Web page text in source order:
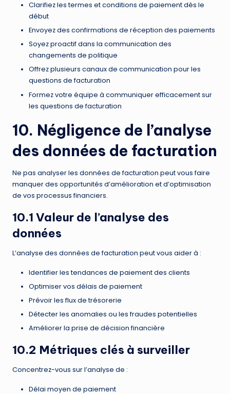
Clarifiez les termes et conditions de paiement dès le
début
Envoyez des confirmations de réception des paiements
Soyez proactif dans la communication des
changements de politique
Offrez plusieurs canaux de communication pour les
questions de facturation
Formez votre équipe à communiquer efficacement sur
les questions de facturation
10. Négligence de l’analyse
des données de facturation
Ne pas analyser les données de facturation peut vous faire
manquer des opportunités d’amélioration et d’optimisation
de vos processus financiers.
10.1 Valeur de l’analyse des
données
L’analyse des données de facturation peut vous aider à :
Identifier les tendances de paiement des clients
Optimiser vos délais de paiement
Prévoir les flux de trésorerie
Détecter les anomalies ou les fraudes potentielles
Améliorer la prise de décision financière
10.2 Métriques clés à surveiller
Concentrez-vous sur l’analyse de :
Délai moyen de paiement